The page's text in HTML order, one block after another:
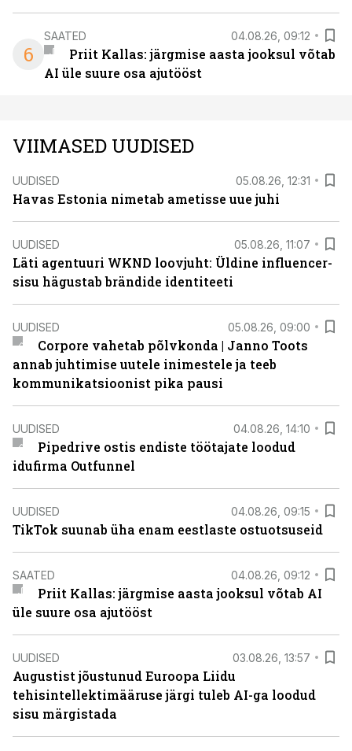
6
SAATED 04.08.26, 09:12
Priit Kallas: järgmise aasta jooksul võtab
AI üle suure osa ajutööst
VIIMASED UUDISED
UUDISED 05.08.26, 12:31
Havas Estonia nimetab ametisse uue juhi
UUDISED 05.08.26, 11:07
Läti agentuuri WKND loovjuht: Üldine influencer-
sisu hägustab brändide identiteeti
UUDISED 05.08.26, 09:00
Corpore vahetab põlvkonda | Janno Toots
annab juhtimise uutele inimestele ja teeb
kommunikatsioonist pika pausi
UUDISED 04.08.26, 14:10
Pipedrive ostis endiste töötajate loodud
idufirma Outfunnel
UUDISED 04.08.26, 09:15
TikTok suunab üha enam eestlaste ostuotsuseid
SAATED 04.08.26, 09:12
Priit Kallas: järgmise aasta jooksul võtab AI
üle suure osa ajutööst
UUDISED 03.08.26, 13:57
Augustist jõustunud Euroopa Liidu
tehisintellektimääruse järgi tuleb AI-ga loodud
sisu märgistada